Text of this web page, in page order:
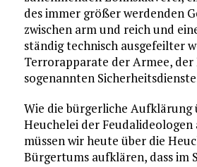
des immer größer werdenden
zwischen arm und reich und
ständig technisch ausgefeilter
Terrorapparate der Armee, der
sogenannten
Wie die bürgerliche Aufklärung
Heuchelei der
müssen wir heute über die
Bürgertums aufklären, dass im